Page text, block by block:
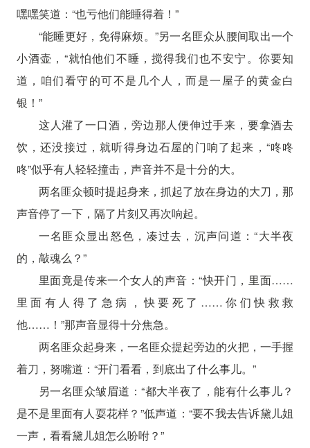
嘿嘿笑道：“也亏他们能睡得着！”
“能睡更好，免得麻烦。”另一名匪众从腰间取出一个
小酒壶，“就怕他们不睡，搅得我们也不安宁。你要知
道，咱们看守的可不是几个人，而是一屋子的黄金白
银！”
这人灌了一口酒，旁边那人便伸过手来，要拿酒去
饮，还没接过，就听得身边石屋的门响了起来，“咚咚
咚”似乎有人轻轻撞击，声音并不是十分的大。
两名匪众顿时提起身来，抓起了放在身边的大刀，那
声音停了一下，隔了片刻又再次响起。
一名匪众显出怒色，凑过去，沉声问道：“大半夜
的，敲魂么？”
里面竟是传来一个女人的声音：“快开门，里面……
里面有人得了急病，快要死了……你们快救救
他……！”那声音显得十分焦急。
两名匪众起身来，一名匪众提起旁边的火把，一手握
着刀，努嘴道：“开门看看，到底出了什么事儿。”
另一名匪众皱眉道：“都大半夜了，能有什么事儿？
是不是里面有人耍花样？”低声道：“要不我去告诉黛儿姐
一声，看看黛儿姐怎么吩咐？”